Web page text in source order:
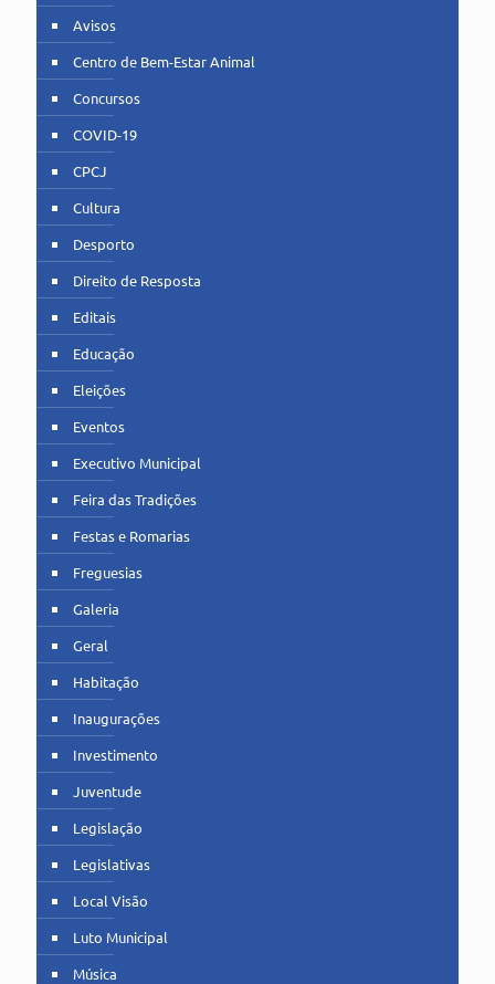
Avisos
Centro de Bem-Estar Animal
Concursos
COVID-19
CPCJ
Cultura
Desporto
Direito de Resposta
Editais
Educação
Eleições
Eventos
Executivo Municipal
Feira das Tradições
Festas e Romarias
Freguesias
Galeria
Geral
Habitação
Inaugurações
Investimento
Juventude
Legislação
Legislativas
Local Visão
Luto Municipal
Música